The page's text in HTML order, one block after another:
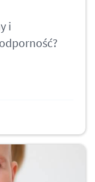
i